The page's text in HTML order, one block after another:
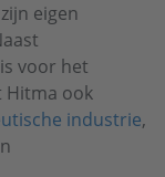
eigen
voor het
Hitma ook
industrie,